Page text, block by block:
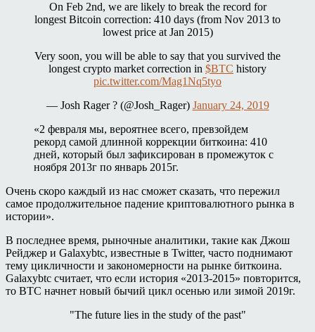
On Feb 2nd, we are likely to break the record for
longest Bitcoin correction: 410 days (from Nov 2013 to
lowest price at Jan 2015)
Very soon, you will be able to say that you survived the
longest crypto market correction in $BTC history
pic.twitter.com/Mag1Nq5tyo
— Josh Rager ? (@Josh_Rager) January 24, 2019
«2 февраля мы, вероятнее всего, превзойдем
рекорд самой длинной коррекции биткоина: 410
дней, который был зафиксирован в промежуток с
ноября 2013г по январь 2015г.
Очень скоро каждый из нас сможет сказать, что пережил
самое продолжительное падение криптовалютного рынка в
истории».
В последнее время, рыночные аналитики, такие как Джош
Рейджер и Galaxybtc, известные в Twitter, часто поднимают
тему цикличности и закономерности на рынке биткоина.
Galaxybtc считает, что если история «2013-2015» повторится,
то BTC начнет новый бычий цикл осенью или зимой 2019г.
"The future lies in the study of the past"